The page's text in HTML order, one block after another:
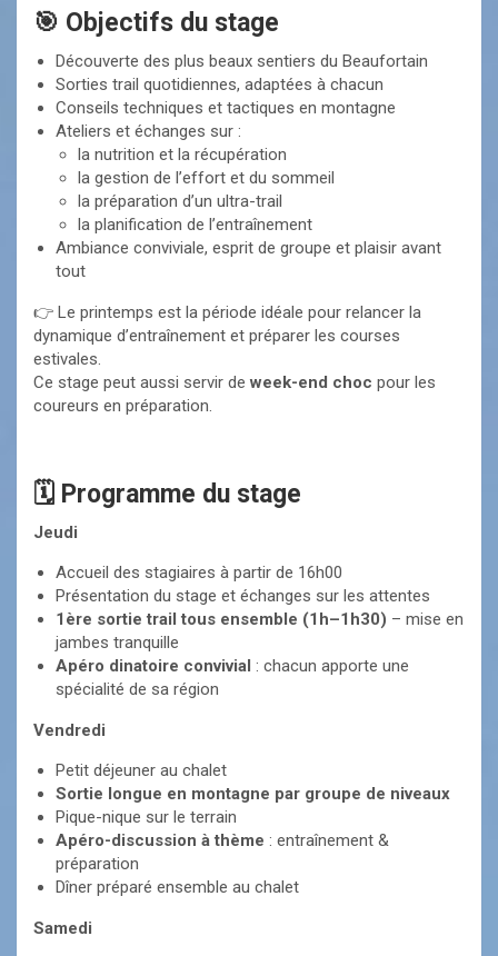
🎯 Objectifs du stage
Découverte des plus beaux sentiers du Beaufortain
Sorties trail quotidiennes, adaptées à chacun
Conseils techniques et tactiques en montagne
Ateliers et échanges sur :
la nutrition et la récupération
la gestion de l’effort et du sommeil
la préparation d’un ultra-trail
la planification de l’entraînement
Ambiance conviviale, esprit de groupe et plaisir avant
tout
👉 Le printemps est la période idéale pour relancer la
dynamique d’entraînement et préparer les courses
estivales.
Ce stage peut aussi servir deweek-end choc pour les
coureurs en préparation.
🗓️ Programme du stage
Jeudi
Accueil des stagiaires à partir de 16h00
Présentation du stage et échanges sur les attentes
1ère sortie trail tous ensemble (1h–1h30) – mise en
jambes tranquille
Apéro dinatoire convivial : chacun apporte une
spécialité de sa région
Vendredi
Petit déjeuner au chalet
Sortie longue en montagne par groupe de niveaux
Pique-nique sur le terrain
Apéro-discussion à thème : entraînement &
préparation
Dîner préparé ensemble au chalet
Samedi